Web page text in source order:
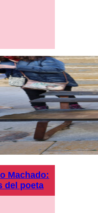
Machado:
del poeta